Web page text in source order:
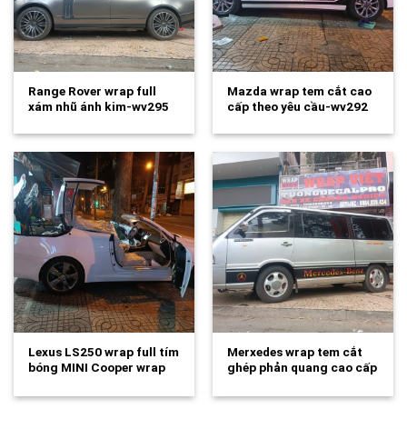
Range Rover wrap full
xám nhũ ánh kim-wv295
Mazda wrap tem cắt cao
cấp theo yêu cầu-wv292
Lexus LS250 wrap full tím
bóng MINI Cooper wrap
Merxedes wrap tem cắt
ghép phản quang cao cấp